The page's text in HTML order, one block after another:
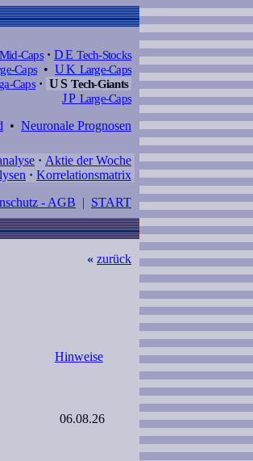
Mid-Caps · DE Tech-Stocks
Caps•UK Large-Caps
Caps · US Tech-Giants
JP Large-Caps
• Neuronale Prognosen
· Aktie der Woche
· Korrelationsmatrix
« zurück
- AGB | START
Hinweise
06.08.26